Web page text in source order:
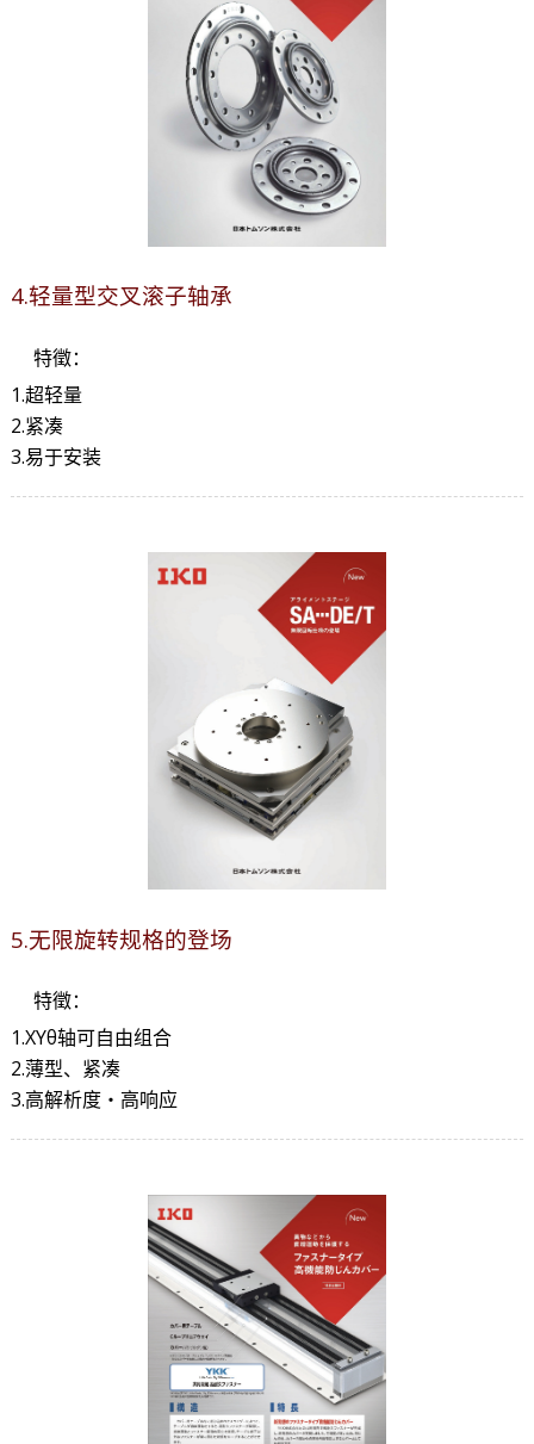
4.轻量型交叉滚子轴承
特徵：
1.超轻量
2.紧凑
3.易于安装
5.无限旋转规格的登场
特徵：
1.XYθ轴可自由组合
2.薄型、紧凑
3.高解析度・高响应